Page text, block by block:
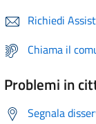
Richiedi
Chiama il
Problemi in
Segnala